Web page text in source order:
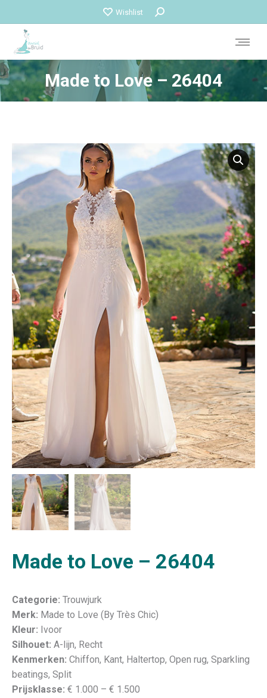
Wishlist Zoeken:
Made to Love – 26404
Je bent hier:
Made to Love – 26404
Categorie: Trouwjurk
Merk: Made to Love (By Très Chic)
Kleur: Ivoor
Silhouet: A-lijn, Recht
Kenmerken: Chiffon, Kant, Haltertop, Open rug, Sparkling
beatings, Split
Prijsklasse: € 1.000 – € 1.500